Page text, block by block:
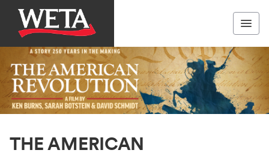
THE AMERICAN